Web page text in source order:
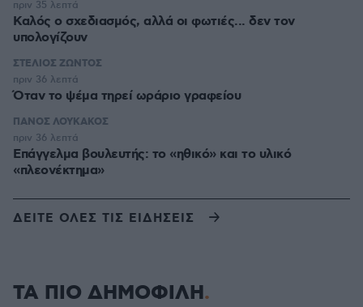
Καλός ο σχεδιασμός, αλλά οι φωτιές... δεν τον
υπολογίζουν
πριν 35 λεπτά
ΣΤΕΛΙΟΣ ΖΩΝΤΟΣ
Όταν το ψέμα τηρεί ωράριο γραφείου
πριν 36 λεπτά
ΠΑΝΟΣ ΛΟΥΚΑΚΟΣ
Επάγγελμα βουλευτής: το «ηθικό» και το υλικό
«πλεονέκτημα»
πριν 36 λεπτά
ΔΕΙΤΕ ΟΛΕΣ ΤΙΣ ΕΙΔΗΣΕΙΣ
ΤΑ ΠΙΟ ΔΗΜΟΦΙΛΗ